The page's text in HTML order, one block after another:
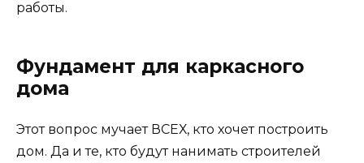
работы.
Фундамент для каркасного
дома
Этот вопрос мучает ВСЕХ, кто хочет построить
дом. Да и те, кто будут нанимать строителей